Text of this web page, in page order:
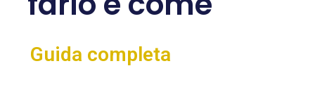
Guida completa